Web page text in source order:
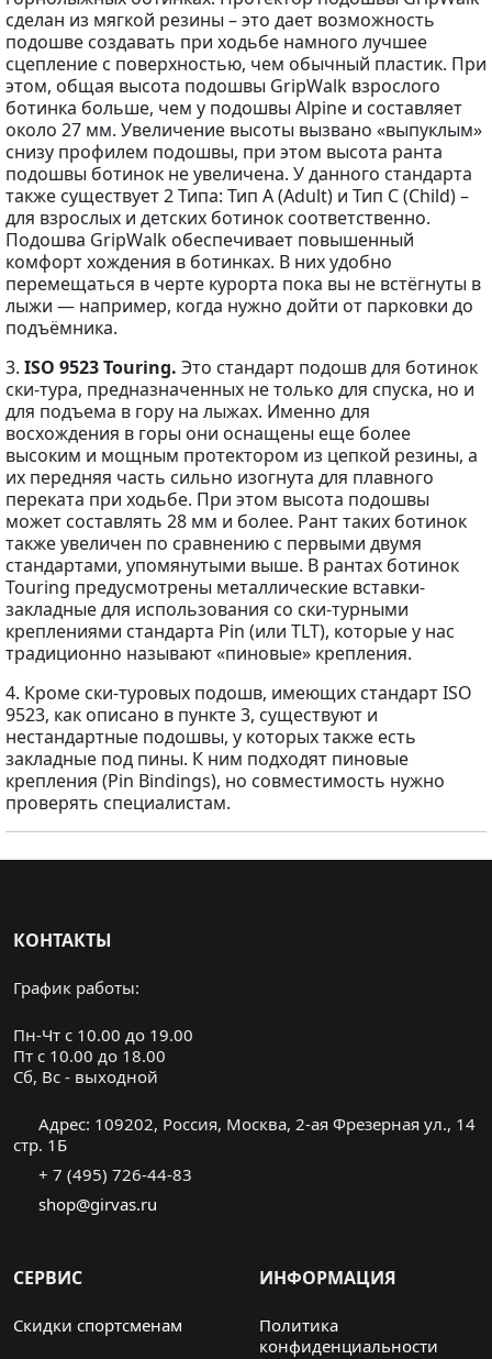
сделан из мягкой резины – это дает возможность
подошве создавать при ходьбе намного лучшее
сцепление с поверхностью, чем обычный пластик. При
этом, общая высота подошвы GripWalk взрослого
ботинка больше, чем у подошвы Alpine и составляет
около 27 мм. Увеличение высоты вызвано «выпуклым»
снизу профилем подошвы, при этом высота ранта
подошвы ботинок не увеличена. У данного стандарта
также существует 2 Типа: Тип A (Adult) и Тип С (Child) –
для взрослых и детских ботинок соответственно.
Подошва GripWalk обеспечивает повышенный
комфорт хождения в ботинках. В них удобно
перемещаться в черте курорта пока вы не встёгнуты в
лыжи — например, когда нужно дойти от парковки до
подъёмника.
3. ISO 9523 Touring. Это стандарт подошв для ботинок
ски-тура, предназначенных не только для спуска, но и
для подъема в гору на лыжах. Именно для
восхождения в горы они оснащены еще более
высоким и мощным протектором из цепкой резины, а
их передняя часть сильно изогнута для плавного
переката при ходьбе. При этом высота подошвы
может составлять 28 мм и более. Рант таких ботинок
также увеличен по сравнению с первыми двумя
стандартами, упомянутыми выше. В рантах ботинок
Touring предусмотрены металлические вставки-
закладные для использования со ски-турными
креплениями стандарта Pin (или TLT), которые у нас
традиционно называют «пиновые» крепления.
4. Кроме ски-туровых подошв, имеющих стандарт ISO
9523, как описано в пункте 3, существуют и
нестандартные подошвы, у которых также есть
закладные под пины. К ним подходят пиновые
крепления (Pin Bindings), но совместимость нужно
проверять специалистам.
КОНТАКТЫ
График работы:
Пн-Чт с 10.00 до 19.00
Пт с 10.00 до 18.00
Cб, Вс - выходной
Адрес: 109202, Россия, Москва, 2-ая Фрезерная ул., 14
стр. 1Б
+ 7 (495) 726-44-83
shop@girvas.ru
СЕРВИС
Скидки спортсменам
ИНФОРМАЦИЯ
Политика
конфиденциальности